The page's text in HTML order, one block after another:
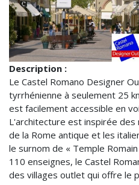
Description :
Le Castel Romano Designer
tyrrhénienne à seulement 25
est facilement accessible en
L'architecture est inspirée
de la Rome antique et les
le surnom de « Temple
110 enseignes, le Castel
des villages outlet qui offre le